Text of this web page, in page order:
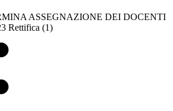
ASSEGNAZIONE DEI DOCENTI
Rettifica (1)